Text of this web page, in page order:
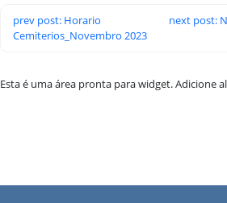
prev post: Horario
Cemiterios_Novembro 2023
next post:
Esta é uma área pronta para widget. Adicione